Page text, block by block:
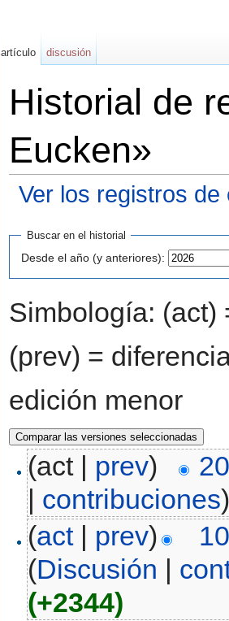
Historial de
Eucken»
Ver los registros de
Buscar en el historial
Desde el año (y anteriores):
Simbología: (act)
(prev) =
edición menor
(act | prev)
| contribuciones
(act| prev)
(Discusión |
(+2344)
artículo discusión